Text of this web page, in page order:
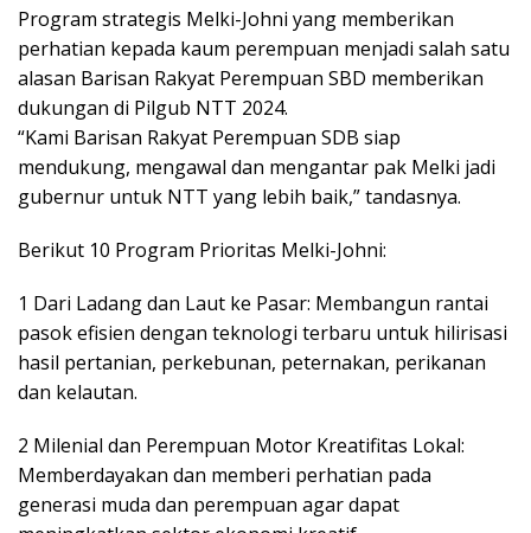
Program strategis Melki-Johni yang memberikan
perhatian kepada kaum perempuan menjadi salah satu
alasan Barisan Rakyat Perempuan SBD memberikan
dukungan di Pilgub NTT 2024.
“Kami Barisan Rakyat Perempuan SDB siap
mendukung, mengawal dan mengantar pak Melki jadi
gubernur untuk NTT yang lebih baik,” tandasnya.
Berikut 10 Program Prioritas Melki-Johni:
1 Dari Ladang dan Laut ke Pasar: Membangun rantai
pasok efisien dengan teknologi terbaru untuk hilirisasi
hasil pertanian, perkebunan, peternakan, perikanan
dan kelautan.
2 Milenial dan Perempuan Motor Kreatifitas Lokal:
Memberdayakan dan memberi perhatian pada
generasi muda dan perempuan agar dapat